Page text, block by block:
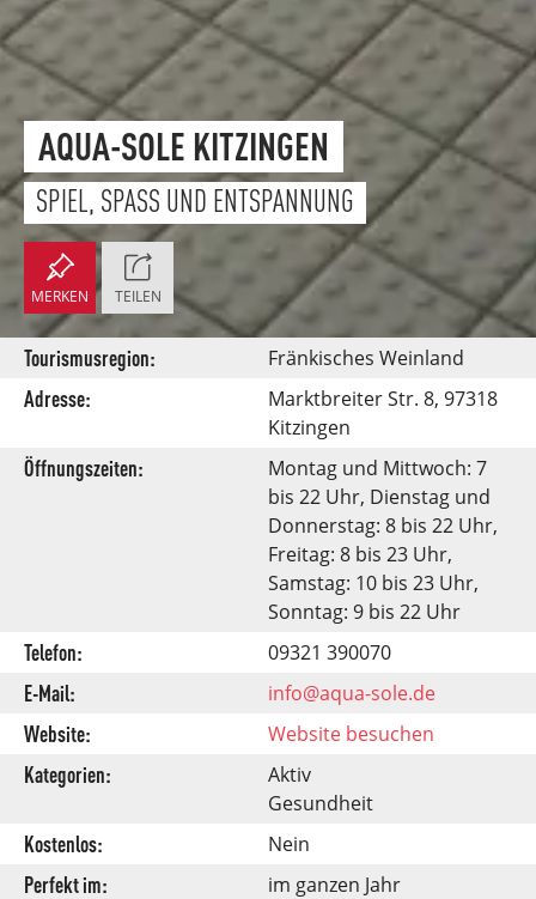
AQUA-SOLE KITZINGEN
SPIEL, SPASS UND ENTSPANNUNG
MERKEN TEILEN
Tourismusregion: Fränkisches Weinland
Adresse:
Marktbreiter Str. 8, 97318
Kitzingen
Öffnungszeiten:
Montag und Mittwoch: 7
bis 22 Uhr, Dienstag und
Donnerstag: 8 bis 22 Uhr,
Freitag: 8 bis 23 Uhr,
Samstag: 10 bis 23 Uhr,
Sonntag: 9 bis 22 Uhr
Telefon: 09321 390070
E-Mail: info@aqua-sole.de
Website: Website besuchen
Kategorien:
Aktiv
Gesundheit
Kostenlos: Nein
Perfekt im: im ganzen Jahr